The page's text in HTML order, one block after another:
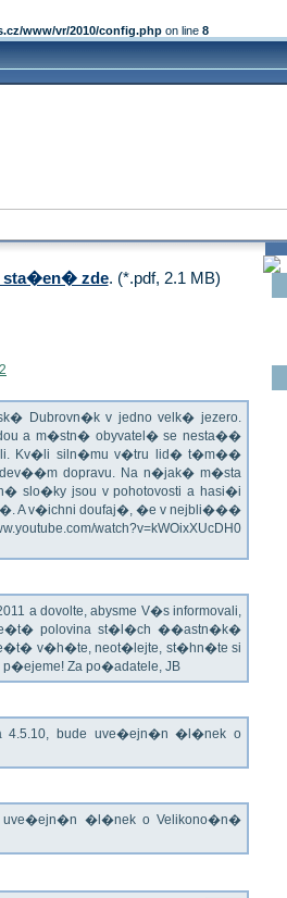
www/vr/2010/config.php on line 8
sta�en� zde. (*.pdf, 2.1 MB)
Dubrovn�k v jedno velk� jezero.
a m�stn� obyvatel� se nesta��
Kv�li siln�mu v�tru lid� t�m��
dopravu. Na n�jak� m�sta
slo�ky jsou v pohotovosti a hasi�i
A v�ichni doufaj�, �e v nejbli���
watch?v=kWOixXUcDH0
a dovolte, abysme V�s informovali,
polovina st�l�ch ��astn�k�
v�h�te, neot�lejte, st�hn�te si
Za po�adatele, JB
4.5.10, bude uve�ejn�n �l�nek o
uve�ejn�n �l�nek o Velikono�n�